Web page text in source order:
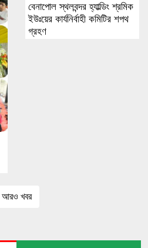
বেনাপোল স্থলবন্দর হ্যাল্ডিং শ্রমিক
ইউঃয়ের কার্যনির্বাহী কমিটির শপথ
গ্রহণ
আরও খবর